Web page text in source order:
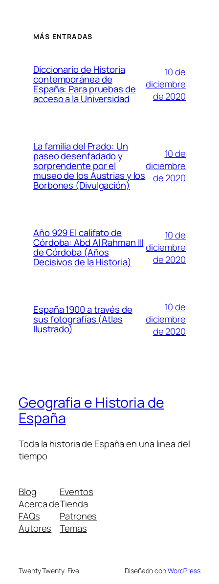
MÁS ENTRADAS
Diccionario de Historia
contemporánea de
España: Para pruebas de
acceso a la Universidad
10 de
diciembre
de 2020
La familia del Prado: Un
paseo desenfadado y
sorprendente por el
museo de los Austrias y los
Borbones (Divulgación)
10 de
diciembre
de 2020
Año 929 El califato de
Córdoba: Abd Al Rahman III
de Córdoba (Años
Decisivos de la Historia)
10 de
diciembre
de 2020
España 1900 a través de
sus fotografías (Atlas
Ilustrado)
10 de
diciembre
de 2020
Geografia e Historia de
España
Toda la historia de España en una linea del
tiempo
Blog
Acerca de
FAQs
Autores
Eventos
Tienda
Patrones
Temas
Twenty Twenty-Five Diseñado conWordPress